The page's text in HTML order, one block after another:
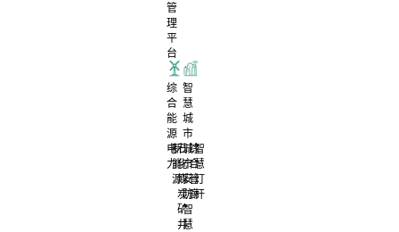
管
理
平
台
综
合
能
源
电
力
新
能
源
石
化
煤
炭
矿
井
智
慧
城
市
城
市
安
防
综
合
管
廊
智
慧
灯
杆
智
慧